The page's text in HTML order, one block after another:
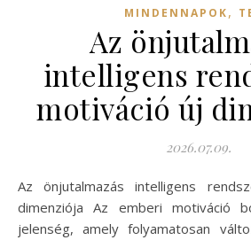
MINDENNAPOK,
Az
intelligens
motiváció új
2026.07.09.
Az önjutalmazás intelligens rendszere a motiváció új
dimenziója Az emberi motiváció
jelenség, amely folyamatosan